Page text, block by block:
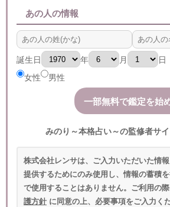
あの人の情報
誕生日 年 月
日
女性
男性
みのり～本格占い～の監修者サ
株式会社レンサは、ご入力いただいた情
提供するためにのみ使用し、情報の蓄積
で使用することはありません。ご利用の
護方針 に同意の上、必要事項をご入力くだ